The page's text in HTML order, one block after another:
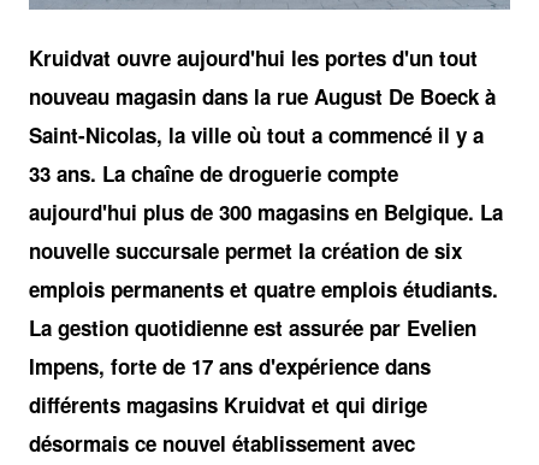
Kruidvat ouvre aujourd'hui les portes d'un tout
nouveau magasin dans la rue August De Boeck à
Saint-Nicolas, la ville où tout a commencé il y a
33 ans. La chaîne de droguerie compte
aujourd'hui plus de 300 magasins en Belgique. La
nouvelle succursale permet la création de six
emplois permanents et quatre emplois étudiants.
La gestion quotidienne est assurée par Evelien
Impens, forte de 17 ans d'expérience dans
différents magasins Kruidvat et qui dirige
désormais ce nouvel établissement avec